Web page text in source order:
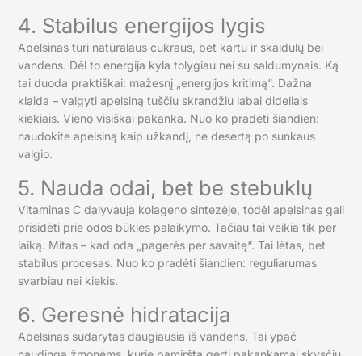
4. Stabilus energijos lygis
Apelsinas turi natūralaus cukraus, bet kartu ir skaidulų bei
vandens. Dėl to energija kyla tolygiau nei su saldumynais. Ką
tai duoda praktiškai: mažesnį „energijos kritimą“. Dažna
klaida – valgyti apelsiną tuščiu skrandžiu labai dideliais
kiekiais. Vieno visiškai pakanka. Nuo ko pradėti šiandien:
naudokite apelsiną kaip užkandį, ne desertą po sunkaus
valgio.
5. Nauda odai, bet be stebuklų
Vitaminas C dalyvauja kolageno sintezėje, todėl apelsinas gali
prisidėti prie odos būklės palaikymo. Tačiau tai veikia tik per
laiką. Mitas – kad oda „pagerės per savaitę“. Tai lėtas, bet
stabilus procesas. Nuo ko pradėti šiandien: reguliarumas
svarbiau nei kiekis.
6. Geresnė hidratacija
Apelsinas sudarytas daugiausia iš vandens. Tai ypač